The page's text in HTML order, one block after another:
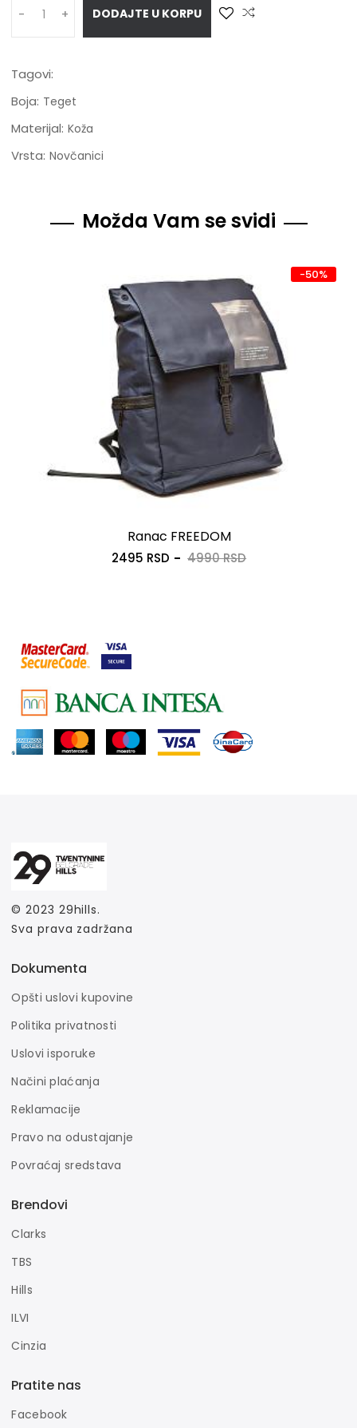
- + DODAJTE U KORPU
Tagovi:
Boja: Teget
Materijal: Koža
Vrsta: Novčanici
Možda Vam se svidi
-50%
Ranac FREEDOM
2495 RSD 4990 RSD
© 2023 29hills.
Sva prava zadržana
Dokumenta
Opšti uslovi kupovine
Politika privatnosti
Uslovi isporuke
Načini plaćanja
Reklamacije
Pravo na odustajanje
Povraćaj sredstava
Brendovi
Clarks
TBS
Hills
ILVI
Cinzia
Pratite nas
Facebook